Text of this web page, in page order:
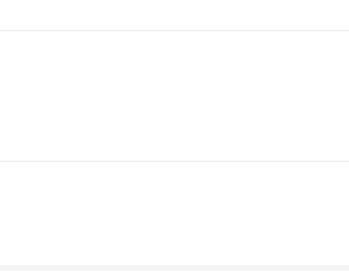
に確定します